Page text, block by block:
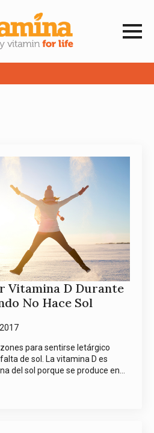
Vitamina D Durante
No Hace Sol
para sentirse letárgico
de sol. La vitamina D es
del sol porque se produce en…